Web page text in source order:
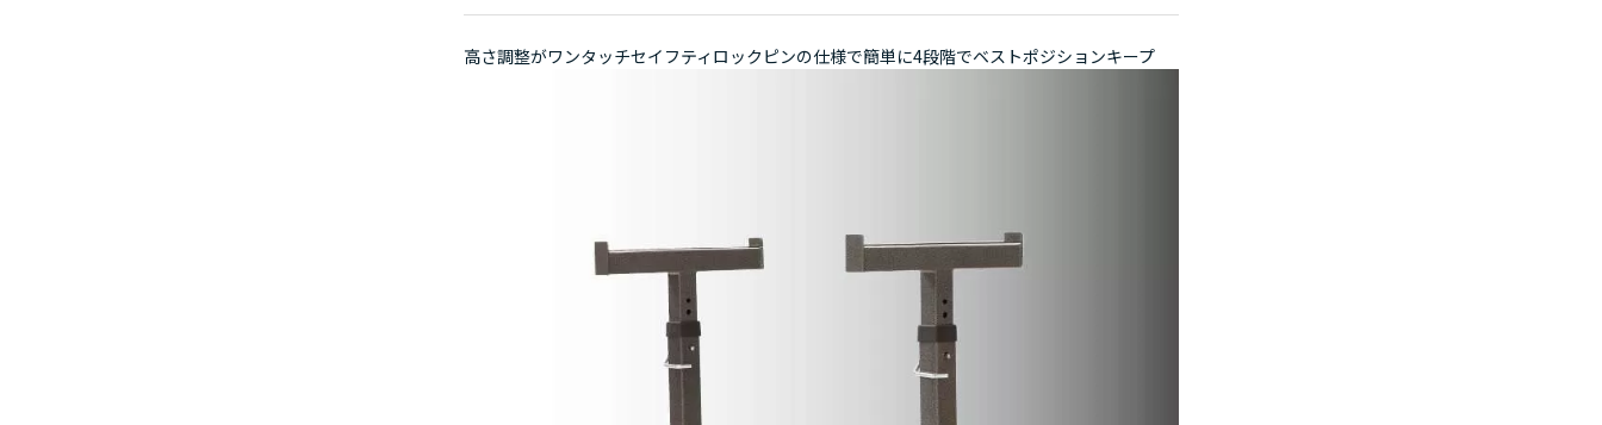
高さ調整がワンタッチセイフティロックピンの仕様で簡単に4段階でベストポジションキープ